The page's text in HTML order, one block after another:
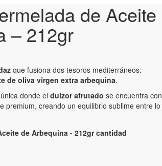
de Aceite
– 212gr
que fusiona dos tesoros mediterráneos:
de oliva virgen extra arbequina.
donde el dulzor afrutado se encuentra con
premium, creando un equilibrio sublime entre lo
de Arbequina - 212gr cantidad